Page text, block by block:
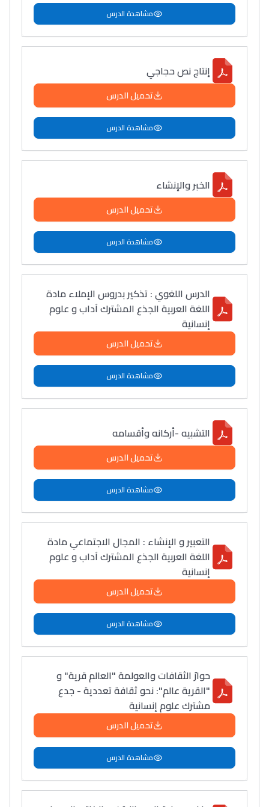
مشاهدة الدرس
إنتاج نص حجاجي
تحميل الدرس
مشاهدة الدرس
الخبر والإنشاء
تحميل الدرس
مشاهدة الدرس
الدرس اللغوي : تذكير بدروس الإملاء مادة
اللغة العربية الجذع المشترك آداب و علوم
إنسانية
تحميل الدرس
مشاهدة الدرس
التشبيه -أركانه وأقسامه
تحميل الدرس
مشاهدة الدرس
التعبير و الإنشاء : المجال الاجتماعي مادة
اللغة العربية الجذع المشترك آداب و علوم
إنسانية
تحميل الدرس
مشاهدة الدرس
حوارُ الثقافات والعولمة "العالم قرية" و
"القرية عالم": نحو ثقافة تعددية - جدع
مشترك علوم إنسانية
تحميل الدرس
مشاهدة الدرس